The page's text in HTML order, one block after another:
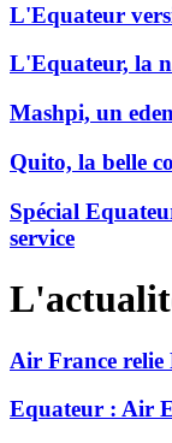
L'Equateur
L'Equateur, la
Mashpi, un
Quito, la belle
Spécial
service
Air France relie
Equateur : Air